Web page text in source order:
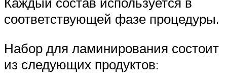
соответствующей фазе процедуры.
Набор для ламинирования состоит
из следующих продуктов: